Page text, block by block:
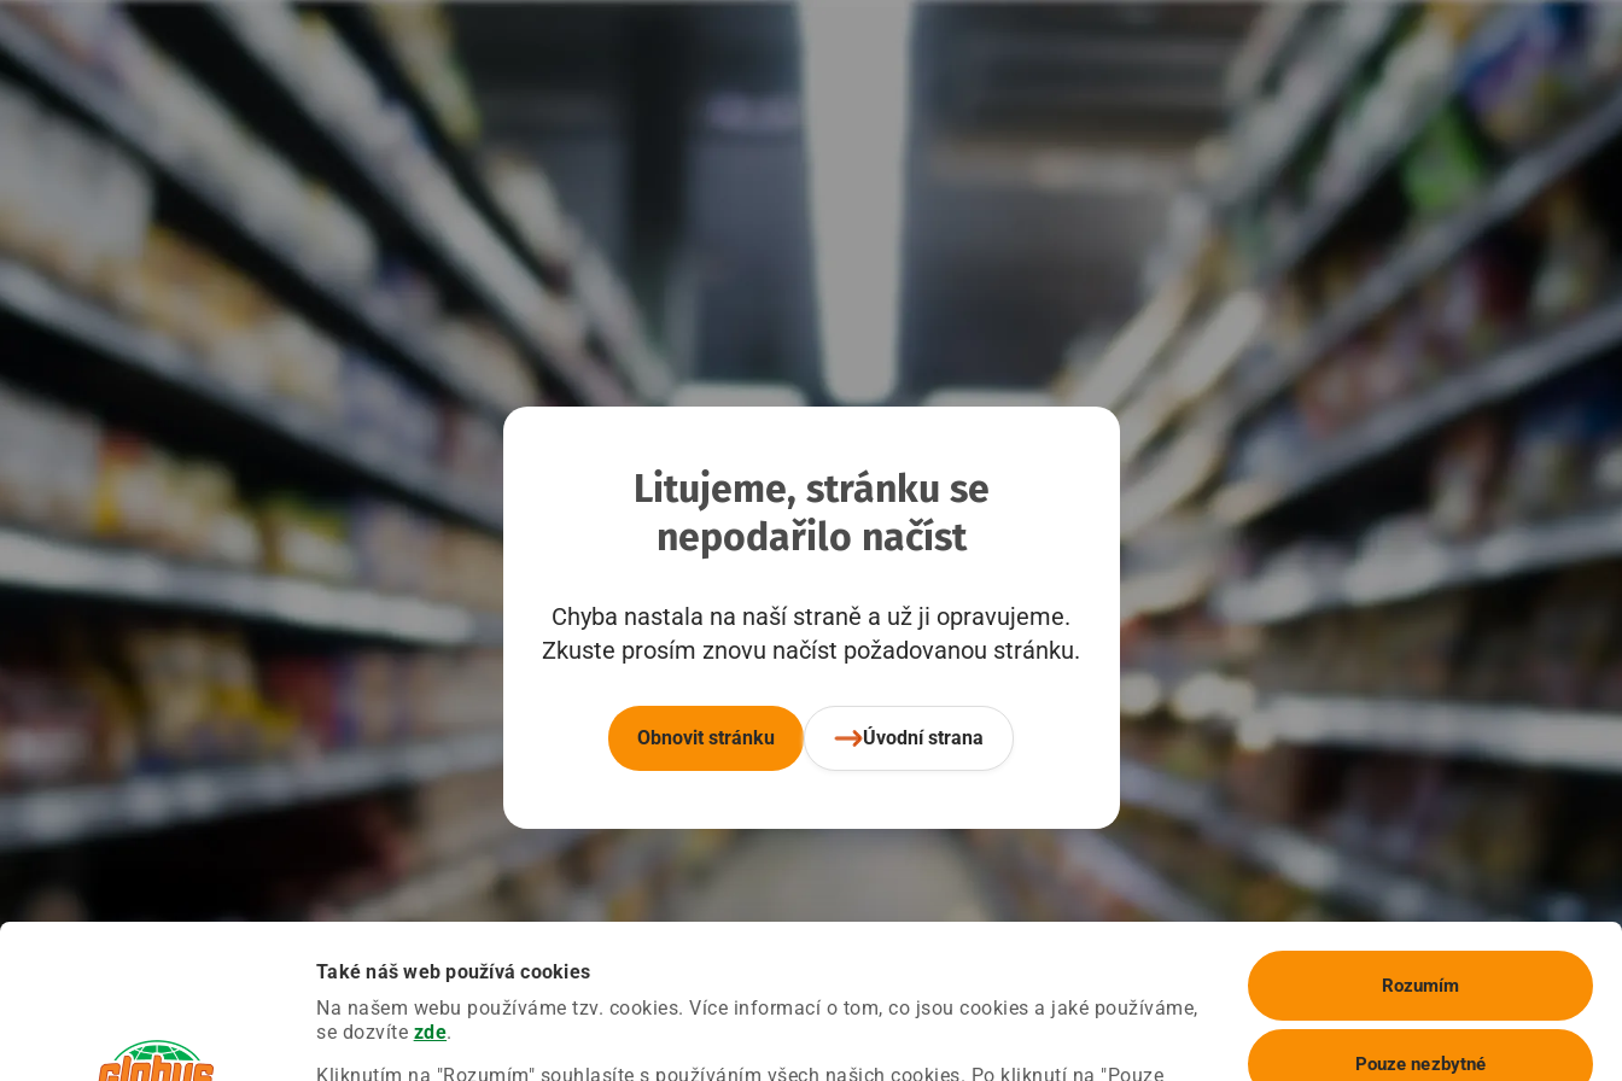
Také náš web používá cookies
Na našem webu používáme tzv. cookies. Více informací o tom, co jsou cookies a jaké používáme,
se dozvíte zde.
Kliknutím na "Rozumím" souhlasíte s používáním všech našich cookies. Po kliknutí na "Pouze
Rozumím
Pouze nezbytné
Litujeme, stránku se
nepodařilo načíst
Chyba nastala na naší straně a už ji opravujeme.
Zkuste prosím znovu načíst požadovanou stránku.
Obnovit stránku Úvodní strana